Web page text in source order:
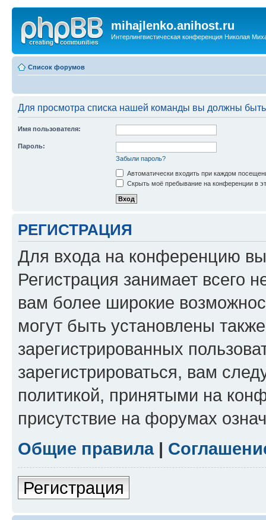
mihajlenko.anihost.ru
Интерлингвистическая конференция Николая
Список форумов
Для просмотра списка нашей команды вы должны
Имя пользователя:
Пароль:
Забыли пароль?
Автоматически входить при каждом
Скрыть моё пребывание на конференции в
РЕГИСТРАЦИЯ
Для входа на конференцию
Регистрация занимает всего
вам более широкие
могут быть установлены
зарегистрированных
зарегистрироваться, вам
политикой, принятыми на
присутствие на форумах
Общие правила|
Регистрация